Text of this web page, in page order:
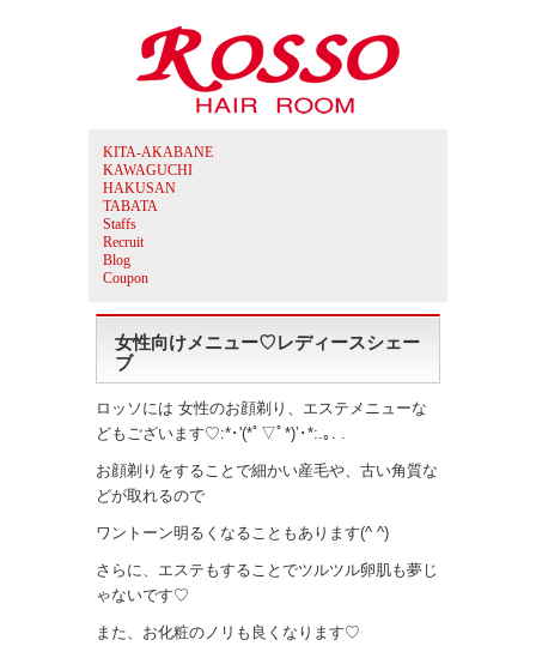
KITA-AKABANE
KAWAGUCHI
HAKUSAN
TABATA
Staffs
Recruit
Blog
Coupon
女性向けメニュー♡レディースシェー
ブ
ロッソには 女性のお顔剃り、エステメニューな
どもございます♡:*･'(*ﾟ▽ﾟ*)’･*:.｡. .
お顔剃りをすることで細かい産毛や、古い角質な
どが取れるので
ワントーン明るくなることもあります(^ ^)
さらに、エステもすることでツルツル卵肌も夢じ
ゃないです♡
また、お化粧のノリも良くなります♡